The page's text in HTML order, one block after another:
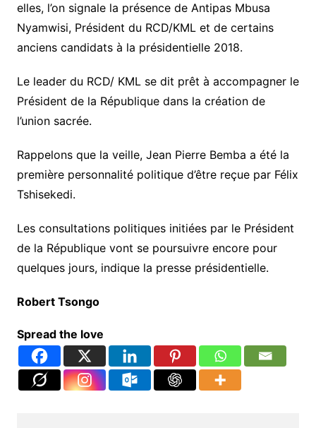
elles, l’on signale la présence de Antipas Mbusa
Nyamwisi, Président du RCD/KML et de certains
anciens candidats à la présidentielle 2018.
Le leader du RCD/ KML se dit prêt à accompagner le
Président de la République dans la création de
l’union sacrée.
Rappelons que la veille, Jean Pierre Bemba a été la
première personnalité politique d’être reçue par Félix
Tshisekedi.
Les consultations politiques initiées par le Président
de la République vont se poursuivre encore pour
quelques jours, indique la presse présidentielle.
Robert Tsongo
Spread the love